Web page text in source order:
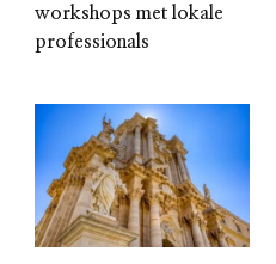
workshops met lokale
professionals